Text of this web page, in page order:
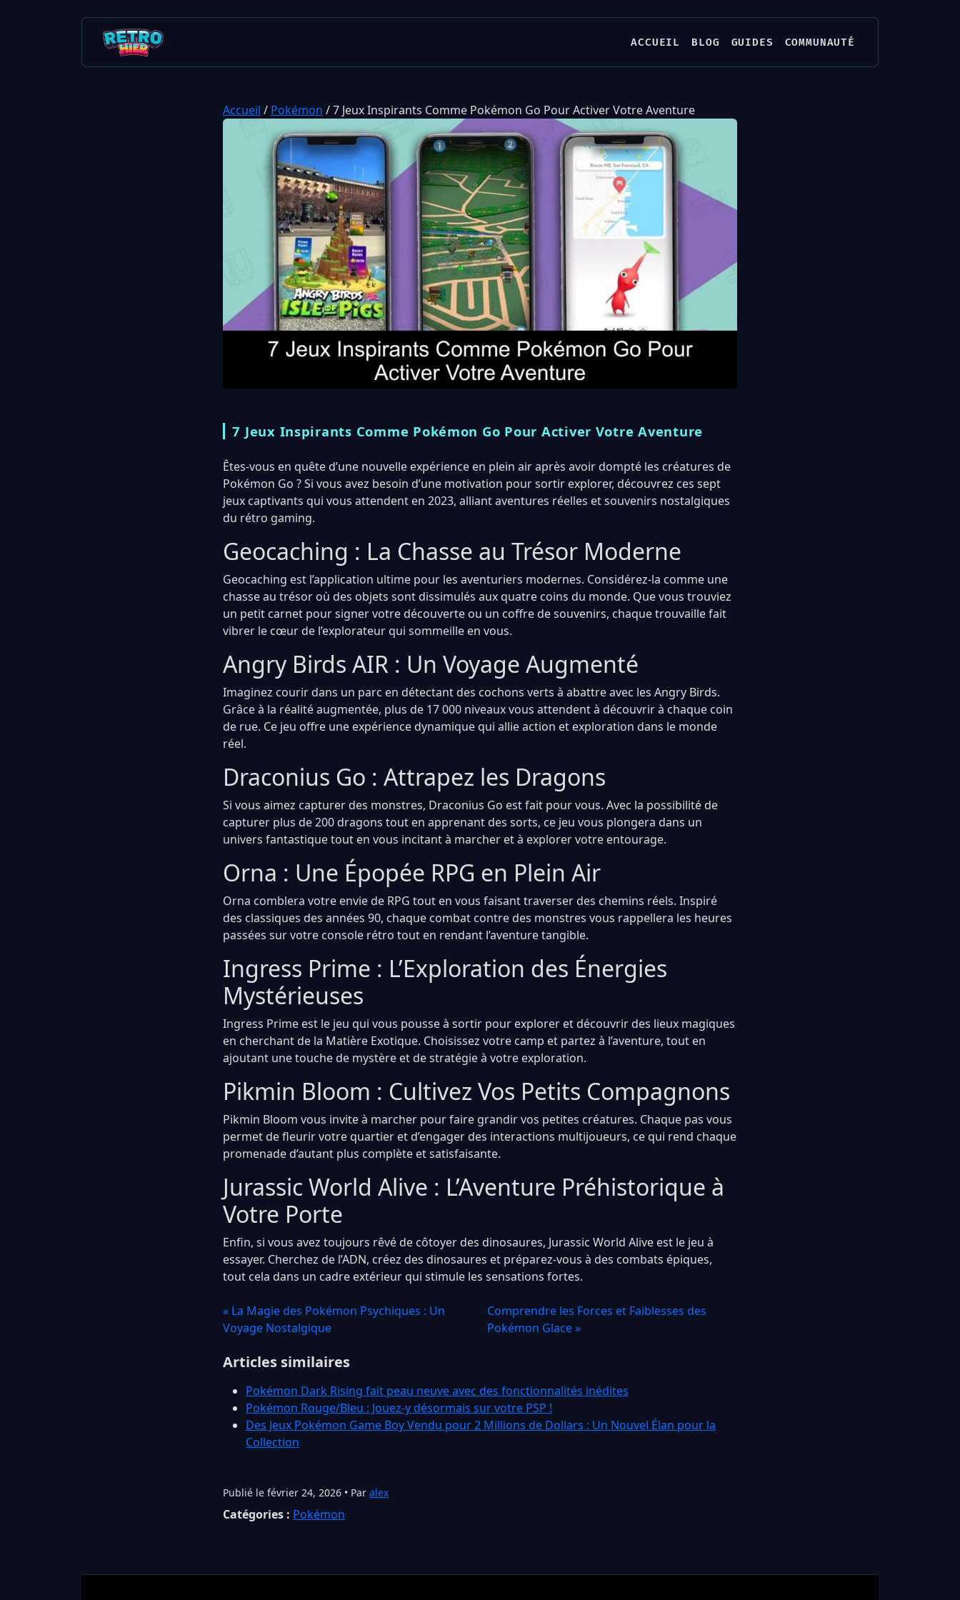
ACCUEIL BLOG GUIDES COMMUNAUTÉ
Accueil / Pokémon /7 Jeux Inspirants Comme Pokémon Go Pour Activer Votre Aventure
7 Jeux Inspirants Comme Pokémon Go Pour Activer Votre Aventure
Êtes-vous en quête d’une nouvelle expérience en plein air après avoir dompté les créatures de
Pokémon Go ? Si vous avez besoin d’une motivation pour sortir explorer, découvrez ces sept
jeux captivants qui vous attendent en 2023, alliant aventures réelles et souvenirs nostalgiques
du rétro gaming.
Geocaching : La Chasse au Trésor Moderne
Geocaching est l’application ultime pour les aventuriers modernes. Considérez-la comme une
chasse au trésor où des objets sont dissimulés aux quatre coins du monde. Que vous trouviez
un petit carnet pour signer votre découverte ou un coffre de souvenirs, chaque trouvaille fait
vibrer le cœur de l’explorateur qui sommeille en vous.
Angry Birds AIR : Un Voyage Augmenté
Imaginez courir dans un parc en détectant des cochons verts à abattre avec les Angry Birds.
Grâce à la réalité augmentée, plus de 17 000 niveaux vous attendent à découvrir à chaque coin
de rue. Ce jeu offre une expérience dynamique qui allie action et exploration dans le monde
réel.
Draconius Go : Attrapez les Dragons
Si vous aimez capturer des monstres, Draconius Go est fait pour vous. Avec la possibilité de
capturer plus de 200 dragons tout en apprenant des sorts, ce jeu vous plongera dans un
univers fantastique tout en vous incitant à marcher et à explorer votre entourage.
Orna : Une Épopée RPG en Plein Air
Orna comblera votre envie de RPG tout en vous faisant traverser des chemins réels. Inspiré
des classiques des années 90, chaque combat contre des monstres vous rappellera les heures
passées sur votre console rétro tout en rendant l’aventure tangible.
Ingress Prime : L’Exploration des Énergies
Mystérieuses
Ingress Prime est le jeu qui vous pousse à sortir pour explorer et découvrir des lieux magiques
en cherchant de la Matière Exotique. Choisissez votre camp et partez à l’aventure, tout en
ajoutant une touche de mystère et de stratégie à votre exploration.
Pikmin Bloom : Cultivez Vos Petits Compagnons
Pikmin Bloom vous invite à marcher pour faire grandir vos petites créatures. Chaque pas vous
permet de fleurir votre quartier et d’engager des interactions multijoueurs, ce qui rend chaque
promenade d’autant plus complète et satisfaisante.
Jurassic World Alive : L’Aventure Préhistorique à
Votre Porte
Enfin, si vous avez toujours rêvé de côtoyer des dinosaures, Jurassic World Alive est le jeu à
essayer. Cherchez de l’ADN, créez des dinosaures et préparez-vous à des combats épiques,
tout cela dans un cadre extérieur qui stimule les sensations fortes.
« La Magie des Pokémon Psychiques : Un
Voyage Nostalgique
Comprendre les Forces et Faiblesses des
Pokémon Glace »
Articles similaires
Pokémon Dark Rising fait peau neuve avec des fonctionnalités inédites
Pokémon Rouge/Bleu : Jouez-y désormais sur votre PSP !
Des Jeux Pokémon Game Boy Vendu pour 2 Millions de Dollars : Un Nouvel Élan pour la
Collection
Publié le février 24, 2026 • Par alex
Catégories : Pokémon